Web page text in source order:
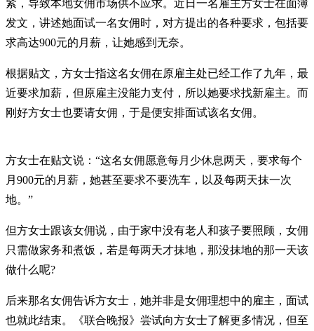
紧，导致本地女佣市场供不应求。近日一名雇主方女士在面簿
发文，讲述她面试一名女佣时，对方提出的各种要求，包括要
求高达900元的月薪，让她感到无奈。
根据贴文，方女士指这名女佣在原雇主处已经工作了九年，最
近要求加薪，但原雇主没能力支付，所以她要求找新雇主。而
刚好方女士也要请女佣，于是便安排面试该名女佣。
方女士在贴文说：“这名女佣愿意每月少休息两天，要求每个
月900元的月薪，她甚至要求不要洗车，以及每两天抹一次
地。”
但方女士跟该女佣说，由于家中没有老人和孩子要照顾，女佣
只需做家务和煮饭，若是每两天才抹地，那没抹地的那一天该
做什么呢?
后来那名女佣告诉方女士，她并非是女佣理想中的雇主，面试
也就此结束。《联合晚报》尝试向方女士了解更多情况，但至